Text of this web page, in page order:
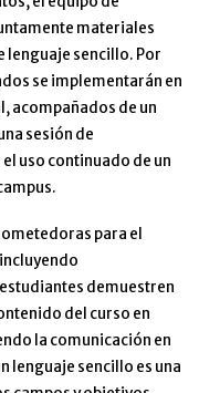
materiales
lenguaje sencillo. Por
se implementarán en
acompañados de un
sesión de
uso continuado de un
para el
demuestren
del curso en
la comunicación en
lenguaje sencillo es una